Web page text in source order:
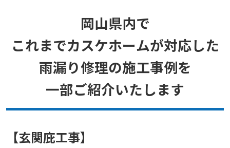
岡山県内で
これまでカスケホームが対応した
雨漏り修理の施工事例を
一部ご紹介いたします
【玄関庇工事】